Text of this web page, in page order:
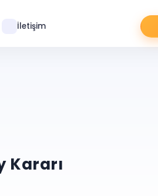
İletişim
Kararı